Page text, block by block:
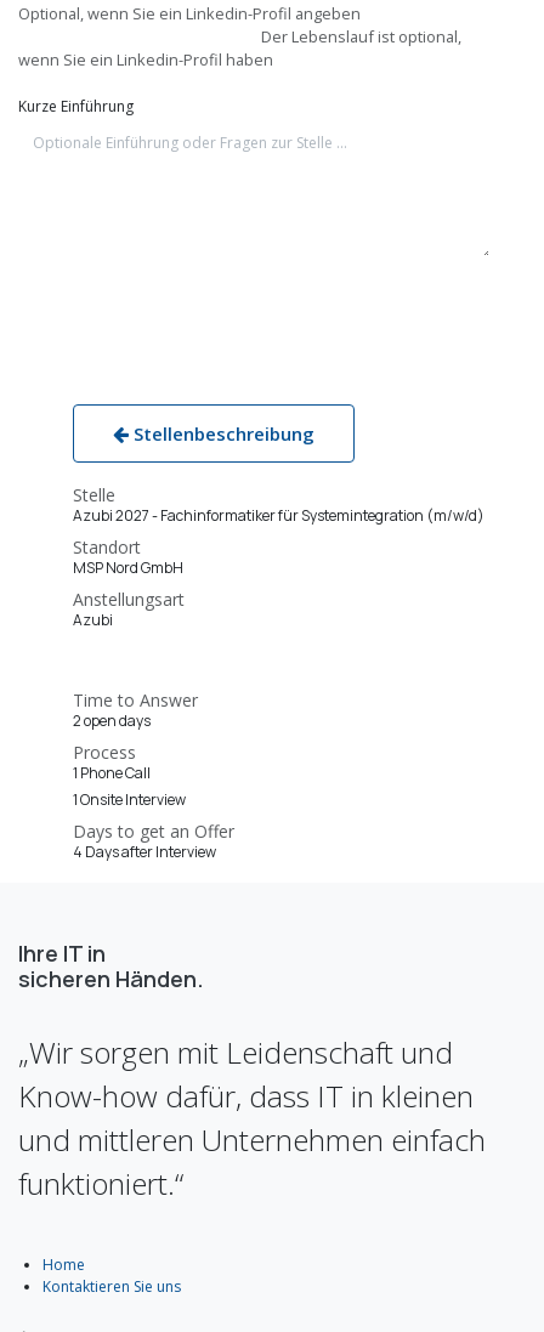
Optional, wenn Sie ein Linkedin-Profil angeben
Der Lebenslauf ist optional,
wenn Sie ein Linkedin-Profil haben
Kurze Einführung
Stellenbeschreibung
Stelle
Azubi 2027 - Fachinformatiker für Systemintegration (m/w/d)
Standort
MSP Nord GmbH
Anstellungsart
Azubi
Time to Answer
2 open days
Process
1 Phone Call
1 Onsite Interview
Days to get an Offer
4 Days after Interview
Ihre IT in
sicheren Händen. ​
„Wir sorgen mit Leidenschaft und
Know-how dafür, dass IT in kleinen
und mittleren Unternehmen einfach
funktioniert.“
Home
Kontaktieren Sie uns